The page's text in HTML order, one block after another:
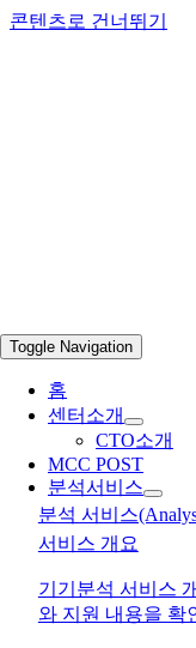
콘텐츠로 건너뛰기
Toggle Navigation
홈
센터소개
CTO소개
MCC POST
분석서비스
분석 서비스
서비스 개요
기기분석 서비스
와 지원 내용을 확